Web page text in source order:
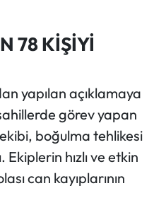
78 KİŞİYİ
yapılan açıklamaya
görev yapan
boğulma tehlikesi
hızlı ve etkin
can kayıplarının